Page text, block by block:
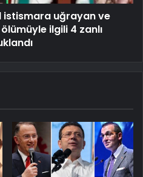
istismara uğrayan ve
ilgili 4 zanlı